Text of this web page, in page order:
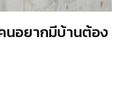
นอยากมีบ้านต้อง